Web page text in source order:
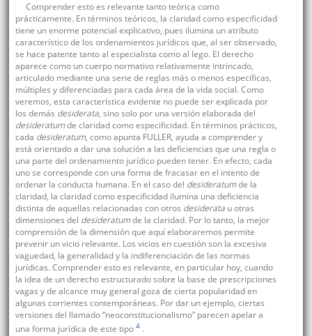
Comprender esto es relevante tanto teórica como
prácticamente. En términos teóricos, la claridad como especificidad
tiene un enorme potencial explicativo, pues ilumina un atributo
característico de los ordenamientos jurídicos que, al ser observado,
se hace patente tanto al especialista como al lego. El derecho
aparece como un cuerpo normativo relativamente intrincado,
articulado mediante una serie de reglas más o menos específicas,
múltiples y diferenciadas para cada área de la vida social. Como
veremos, esta característica evidente no puede ser explicada por
los demás desiderata, sino solo por una versión elaborada del
desideratumde claridad como especificidad. En términos prácticos,
cada desideratum, como apunta FULLER, ayuda a comprender y
está orientado a dar una solución a las deficiencias que una regla o
una parte del ordenamiento jurídico pueden tener. En efecto, cada
uno se corresponde con una forma de fracasar en el intento de
ordenar la conducta humana. En el caso del desideratumde la
claridad, la claridad como especificidad ilumina una deficiencia
distinta de aquellas relacionadas con otros desideratau otras
dimensiones del desideratumde la claridad. Por lo tanto, la mejor
comprensión de la dimensión que aquí elaboraremos permite
prevenir un vicio relevante. Los vicios en cuestión son la excesiva
vaguedad, la generalidad y la indiferenciación de las normas
jurídicas. Comprender esto es relevante, en particular hoy, cuando
la idea de un derecho estructurado sobre la base de prescripciones
vagas y de alcance muy general goza de cierta popularidad en
algunas corrientes contemporáneas. Por dar un ejemplo, ciertas
versiones del llamado “neoconstitucionalismo” parecen apelar a
una forma jurídica de este tipo 4 .